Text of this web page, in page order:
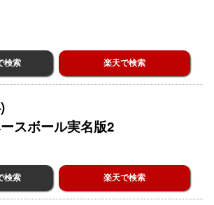
検索 楽天で検索
スボール実名版2
検索 楽天で検索